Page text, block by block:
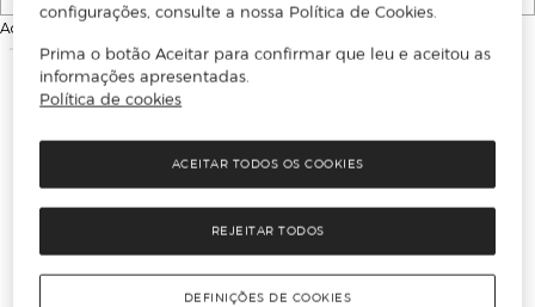
Ao continuar, aceitas as
configurações, consulte a nossa Política de Cookies.
Prima o botão Aceitar para confirmar que leu e aceitou as
informações apresentadas.
Política de cookies
REJEITAR TODOS
ACEITAR TODOS OS COOKIES
DEFINIÇÕES DE COOKIES